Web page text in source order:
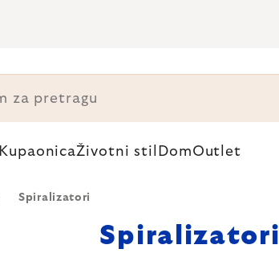
KupaonicaŽivotni stil DomOutlet
Spiralizatori
Spiralizatori